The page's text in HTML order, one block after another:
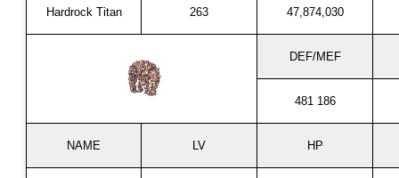
Hardrock Titan 263 47,874,030
DEF/MEF
481 186
NAME LV HP